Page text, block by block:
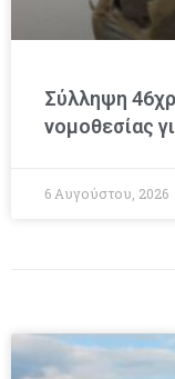
Σύλληψη
νομοθεσίας
6 Αυγούστου, 2026